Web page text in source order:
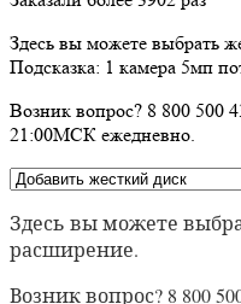
Здесь вы можете выбрать
Подсказка: 1 камера 5мп
Возник вопрос? 8 800 500
21:00МСК ежедневно.
Здесь вы можете
расширение.
Возник вопрос? 8 800